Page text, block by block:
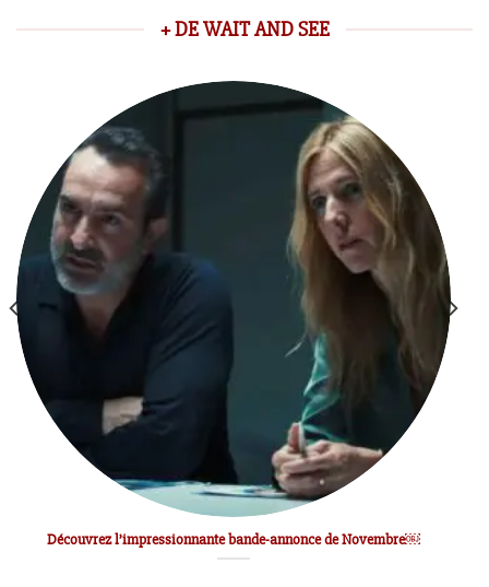
+ DE WAIT AND SEE
Découvrez l’impressionnante bande-annonce de Novembre￼